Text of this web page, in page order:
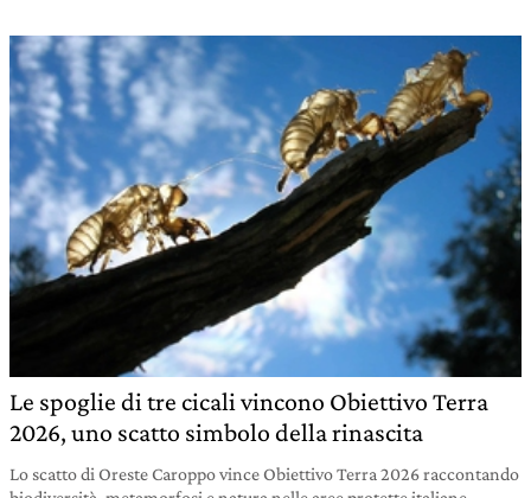
Le spoglie di tre cicali vincono Obiettivo Terra
2026, uno scatto simbolo della rinascita
Lo scatto di Oreste Caroppo vince Obiettivo Terra 2026 raccontando